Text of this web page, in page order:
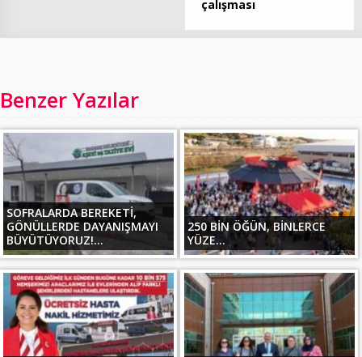
çalışması
Benzer Yazılar
SOFRALARDA BEREKETİ,
GÖNÜLLERDE DAYANIŞMAYI
BÜYÜTÜYORUZ!...
250 BİN ÖĞÜN, BİNLERCE
YÜZE...